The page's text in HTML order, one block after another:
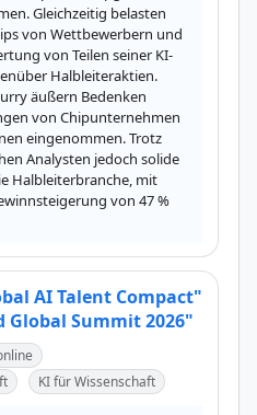
Gleichzeitig belasten
von Wettbewerbern und
von Teilen seiner KI-
Halbleiteraktien.
äußern Bedenken
von Chipunternehmen
eingenommen. Trotz
Analysten jedoch solide
Halbleiterbranche, mit
von 47 %
AI Talent Compact"
Global Summit 2026"
KI für Wissenschaft